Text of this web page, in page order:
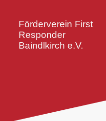
Förderverein First
Responder
Baindlkirch e.V.